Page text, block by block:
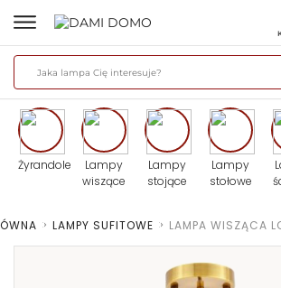
Żyrandole
Lampy
wiszące
Lampy
stojące
Lampy
stołowe
> LAMPY SUFITOWE > LAMPA WISZĄCA